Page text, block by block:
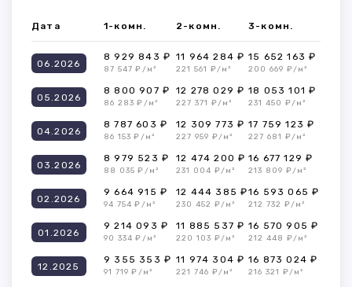
Дата 1-комн. 2-комн. 3-комн.
06.2026
8 929 843 ₽
87 547 ₽/м²
11 964 284 ₽
221 561 ₽/м²
15 652 163 ₽
200 669 ₽/м²
05.2026
8 800 907 ₽
86 283 ₽/м²
12 278 029 ₽
227 371 ₽/м²
18 053 101 ₽
231 450 ₽/м²
04.2026
8 787 603 ₽
86 153 ₽/м²
12 309 773 ₽
227 959 ₽/м²
17 759 123 ₽
227 681 ₽/м²
03.2026
8 979 523 ₽
88 035 ₽/м²
12 474 200 ₽
231 004 ₽/м²
16 677 129 ₽
213 809 ₽/м²
02.2026
9 664 915 ₽
94 754 ₽/м²
12 444 385 ₽
230 452 ₽/м²
16 593 065 ₽
212 732 ₽/м²
01.2026
9 214 093 ₽
90 334 ₽/м²
11 885 537 ₽
220 103 ₽/м²
16 570 905 ₽
212 448 ₽/м²
12.2025
9 355 353 ₽
91 719 ₽/м²
11 974 304 ₽
221 746 ₽/м²
16 873 024 ₽
216 321 ₽/м²